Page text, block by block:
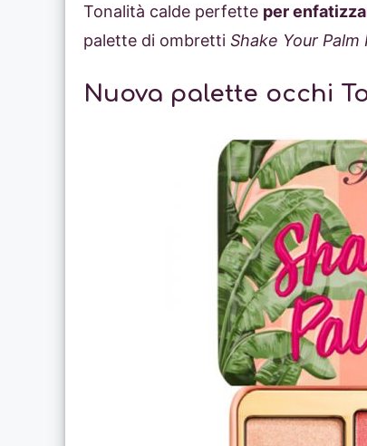
Tonalità calde perfette per
palette di ombretti Shake Your Palm
Nuova palette occhi